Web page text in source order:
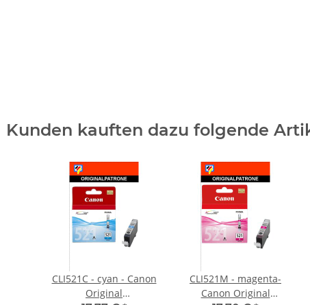
Kunden kauften dazu folgende
CLI521C - cyan - Canon
Original
CLI521M - magenta-
Canon Original